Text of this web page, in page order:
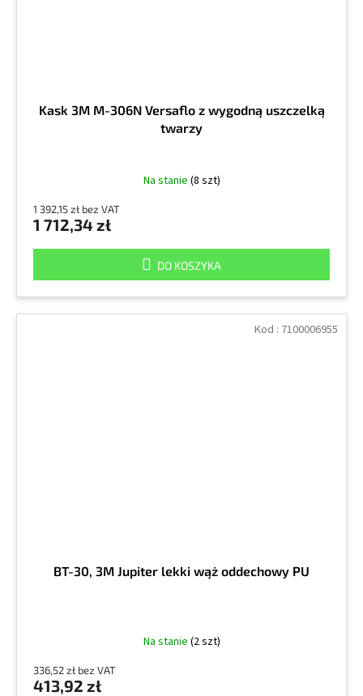
Kask 3M M-306N Versaflo z wygodną uszczelką
twarzy
Na stanie (8 szt)
1 392,15 zł bez VAT
1 712,34 zł
DO KOSZYKA
BT-30, 3M Jupiter lekki wąż oddechowy PU
Na stanie (2 szt)
336,52 zł bez VAT
413,92 zł
Kod : 7100006955